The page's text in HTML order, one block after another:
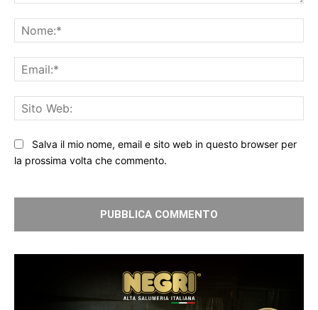
Salva il mio nome, email e sito web in questo browser per
la prossima volta che commento.